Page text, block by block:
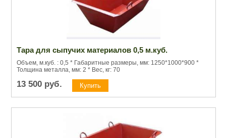
Тара для сыпучих материалов 0,5 м.куб.
Объем, м.куб. : 0,5 * Габаритные размеры, мм: 1250*1000*900 *
Толщина металла, мм: 2 * Вес, кг: 70
13 500 руб.